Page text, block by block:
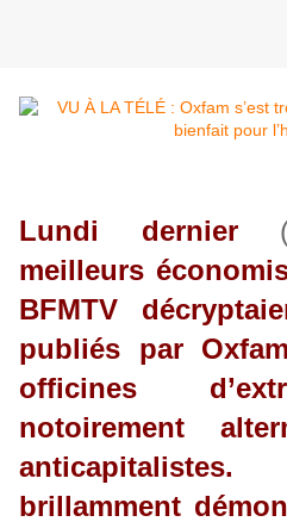
Lundi dernier
meilleurs
BFMTV
publiés par
officines
notoirement
brillamment